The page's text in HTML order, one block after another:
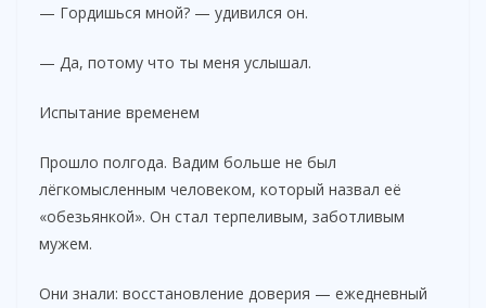
— Гордишься мной? — удивился он.
— Да, потому что ты меня услышал.
Испытание временем
Прошло полгода. Вадим больше не был
лёгкомысленным человеком, который назвал её
«обезьянкой». Он стал терпеливым, заботливым
мужем.
Они знали: восстановление доверия — ежедневный